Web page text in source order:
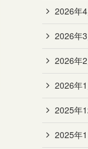
2026年4
2026年3
2026年2
2026年1
2025年
2025年